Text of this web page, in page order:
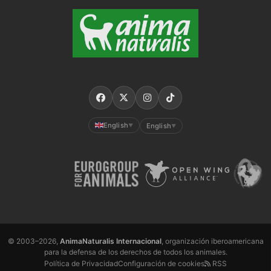
English ▼ English ▼
© 2003–2026, AnimaNaturalis Internacional, organización iberoamericana
para la defensa de los derechos de todos los animales.
Política de PrivacidadConfiguración de cookies RSS